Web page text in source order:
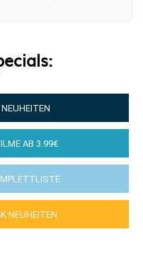
AB 3.99€
NEUHEITEN